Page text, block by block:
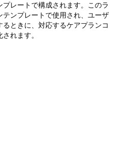
レートで構成されます。このラ
ンプレートで使用され、ユーザ
ときに、対応するケアプランコ
れます。
Cloud が付属する